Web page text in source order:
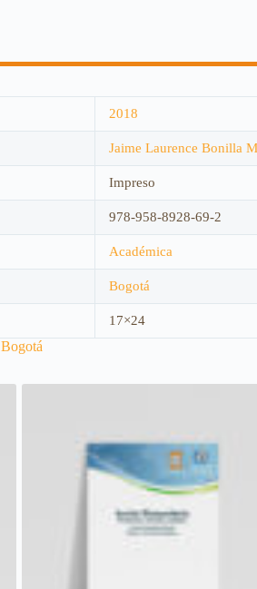
2018
Jaime Laurence Bonilla
Impreso
978-958-8928-69-2
Académica
Bogotá
17×24
Bogotá